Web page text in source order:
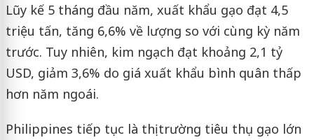
Lũy kế 5 tháng đầu năm, xuất khẩu gạo đạt 4,5
triệu tấn, tăng 6,6% về lượng so với cùng kỳ năm
trước. Tuy nhiên, kim ngạch đạt khoảng 2,1 tỷ
USD, giảm 3,6% do giá xuất khẩu bình quân thấp
hơn năm ngoái.
Philippines tiếp tục là thị trường tiêu thụ gạo lớn